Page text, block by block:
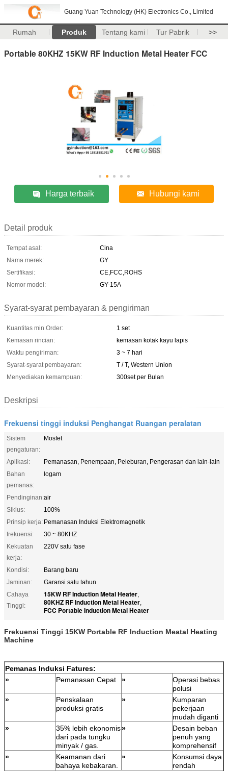
Guang Yuan Technology (HK) Electronics Co., Limited
Rumah Produk Tentang kami Tur Pabrik >>
Portable 80KHZ 15KW RF Induction Metal Heater FCC
Harga terbaik Hubungi kami
Detail produk
Tempat asal:
Cina
Nama merek:
GY
Sertifikasi:
CE,FCC,ROHS
Nomor model:
GY-15A
Syarat-syarat pembayaran & pengiriman
Kuantitas min Order:
1 set
Kemasan rincian:
kemasan kotak kayu lapis
Waktu pengiriman:
3 ~ 7 hari
Syarat-syarat pembayaran:
T / T, Western Union
Menyediakan kemampuan:
300set per Bulan
Deskripsi
Frekuensi tinggi induksi Penghangat Ruangan peralatan
Sistem
pengaturan:
Mosfet
Aplikasi:
Pemanasan, Penempaan, Peleburan, Pengerasan dan lain-lain
Bahan
pemanas:
logam
Pendinginan:air
Siklus:
100%
Prinsip kerja: Pemanasan Induksi Elektromagnetik
frekuensi:
30 ~ 80KHZ
Kekuatan
kerja:
220V satu fase
Kondisi:
Barang baru
Jaminan:
Garansi satu tahun
Cahaya
Tinggi:
15KW RF Induction Metal Heater,
80KHZ RF Induction Metal Heater,
FCC Portable Induction Metal Heater
Frekuensi Tinggi 15KW Portable RF Induction Meatal Heating
Machine
Pemanas Induksi Fatures:
»
Pemanasan Cepat »
Operasi bebas
polusi
»
Penskalaan
produksi gratis
»
Kumparan
pekerjaan
mudah diganti
»
35% lebih ekonomis
dari pada tungku
minyak / gas.
»
Desain beban
penuh yang
komprehensif
»
Keamanan dari
bahaya kebakaran.
»
Konsumsi daya
rendah